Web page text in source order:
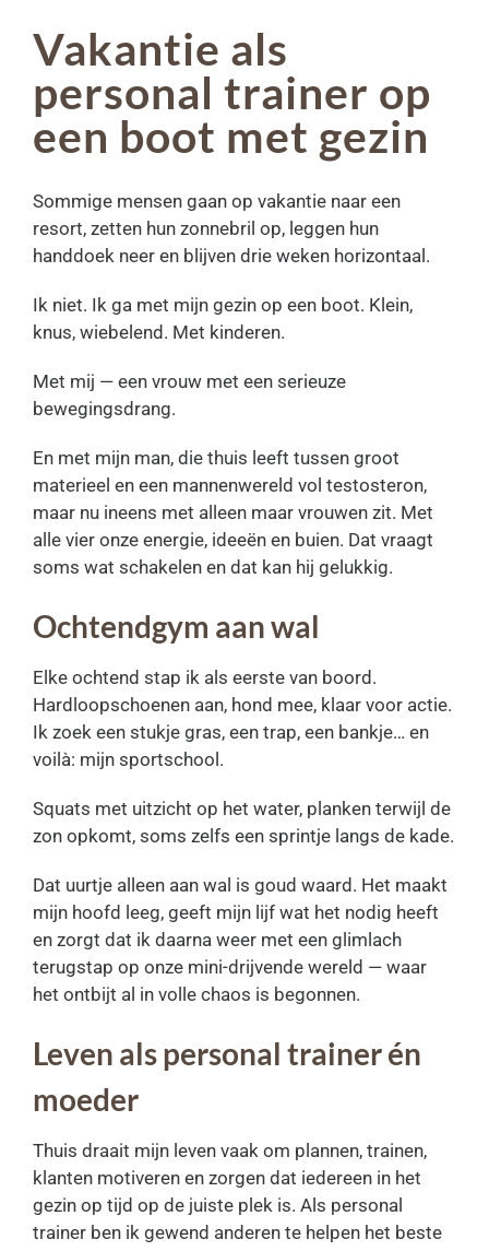
Vakantie als
personal trainer op
een boot met gezin
Sommige mensen gaan op vakantie naar een
resort, zetten hun zonnebril op, leggen hun
handdoek neer en blijven drie weken horizontaal.
Ik niet. Ik ga met mijn gezin op een boot. Klein,
knus, wiebelend. Met kinderen.
Met mij — een vrouw met een serieuze
bewegingsdrang.
En met mijn man, die thuis leeft tussen groot
materieel en een mannenwereld vol testosteron,
maar nu ineens met alleen maar vrouwen zit. Met
alle vier onze energie, ideeën en buien. Dat vraagt
soms wat schakelen en dat kan hij gelukkig.
Ochtendgym aan wal
Elke ochtend stap ik als eerste van boord.
Hardloopschoenen aan, hond mee, klaar voor actie.
Ik zoek een stukje gras, een trap, een bankje… en
voilà: mijn sportschool.
Squats met uitzicht op het water, planken terwijl de
zon opkomt, soms zelfs een sprintje langs de kade.
Dat uurtje alleen aan wal is goud waard. Het maakt
mijn hoofd leeg, geeft mijn lijf wat het nodig heeft
en zorgt dat ik daarna weer met een glimlach
terugstap op onze mini-drijvende wereld — waar
het ontbijt al in volle chaos is begonnen.
Leven als personal trainer én
moeder
Thuis draait mijn leven vaak om plannen, trainen,
klanten motiveren en zorgen dat iedereen in het
gezin op tijd op de juiste plek is. Als personal
trainer ben ik gewend anderen te helpen het beste